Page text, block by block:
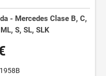
- Mercedes Clase B, C,
S, SL, SLK